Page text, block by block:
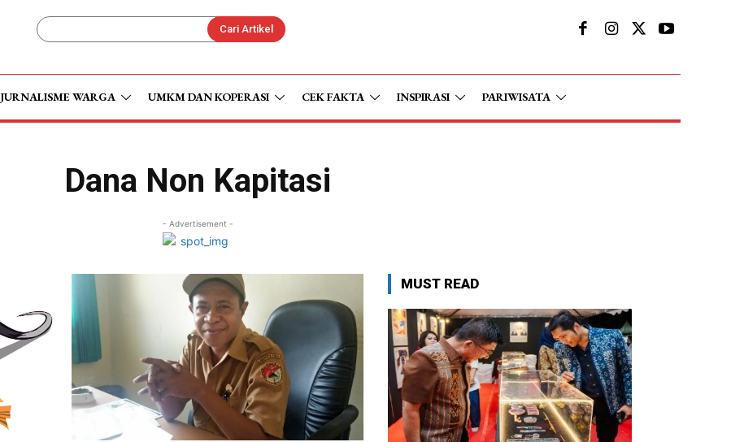
Cari Artikel
JURNALISME WARGA UMKM DAN KOPERASI CEK FAKTA INSPIRASI PARIWISATA
Dana Non Kapitasi
- Advertisement -
MUST READ